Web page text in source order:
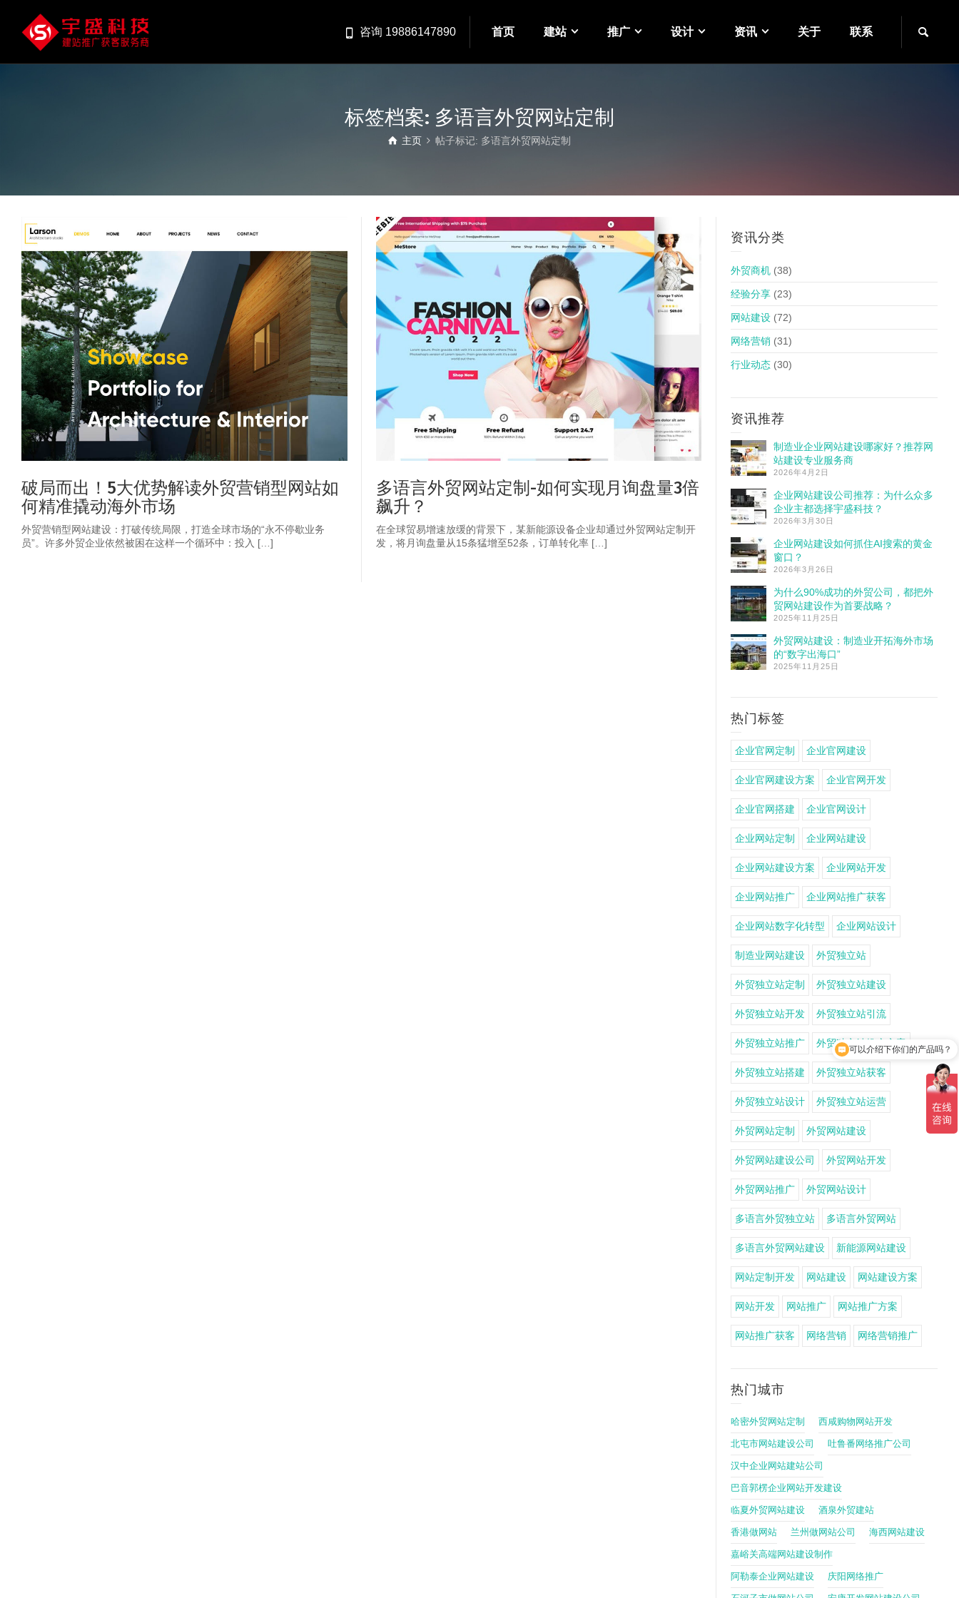
咨询 19886147890 首页 建站 推广 设计 资讯 关于 联系
标签档案: 多语言外贸网站定制
主页 帖子标记: 多语言外贸网站定制
破局而出！5大优势解读外贸营销型网站如
何精准撬动海外市场
外贸营销型网站建设：打破传统局限，打造全球市场的“永不停歇业务
员”。许多外贸企业依然被困在这样一个循环中：投入 […]
多语言外贸网站定制-如何实现月询盘量3倍
飙升？
在全球贸易增速放缓的背景下，某新能源设备企业却通过外贸网站定制开
发，将月询盘量从15条猛增至52条，订单转化率 […]
资讯分类
外贸商机 (38)
经验分享 (23)
网站建设 (72)
网络营销 (31)
行业动态 (30)
资讯推荐
制造业企业网站建设哪家好？推荐网
站建设专业服务商
2026年4月2日
企业网站建设公司推荐：为什么众多
企业主都选择宇盛科技？
2026年3月30日
企业网站建设如何抓住AI搜索的黄金
窗口？
2026年3月26日
为什么90%成功的外贸公司，都把外
贸网站建设作为首要战略？
2025年11月25日
外贸网站建设：制造业开拓海外市场
的“数字出海口”
2025年11月25日
热门标签
企业官网定制 企业官网建设
企业官网建设方案 企业官网开发
企业官网搭建 企业官网设计
企业网站定制 企业网站建设
企业网站建设方案 企业网站开发
企业网站推广 企业网站推广获客
企业网站数字化转型 企业网站设计
制造业网站建设 外贸独立站
外贸独立站定制 外贸独立站建设
外贸独立站开发 外贸独立站引流
外贸独立站推广 外贸独立站推广方案
外贸独立站搭建 外贸独立站获客
外贸独立站设计 外贸独立站运营
外贸网站定制 外贸网站建设
外贸网站建设公司 外贸网站开发
外贸网站推广 外贸网站设计
多语言外贸独立站 多语言外贸网站
多语言外贸网站建设 新能源网站建设
网站定制开发 网站建设 网站建设方案
网站开发 网站推广 网站推广方案
网站推广获客 网络营销 网络营销推广
热门城市
哈密外贸网站定制 西咸购物网站开发
北屯市网站建设公司 吐鲁番网络推广公司
汉中企业网站建站公司
巴音郭楞企业网站开发建设
临夏外贸网站建设 酒泉外贸建站
香港做网站 兰州做网站公司 海西网站建设
嘉峪关高端网站建设制作
阿勒泰企业网站建设 庆阳网络推广
可以介绍下你们的产品吗？